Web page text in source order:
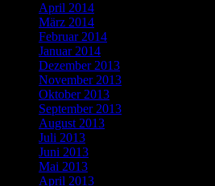
April 2014
März 2014
Februar 2014
Januar 2014
Dezember 2013
November 2013
Oktober 2013
September 2013
August 2013
Juli 2013
Juni 2013
Mai 2013
April 2013